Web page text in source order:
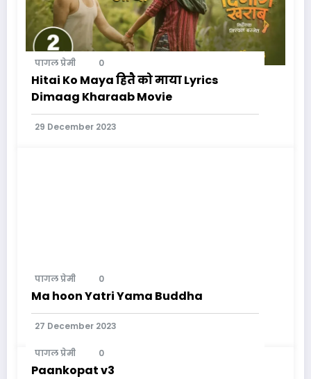
पागल प्रेमी 0
Hitai Ko Maya हितै को माया Lyrics
Dimaag Kharaab Movie
29 December 2023
पागल प्रेमी 0
Ma hoon Yatri Yama Buddha
27 December 2023
पागल प्रेमी 0
Paankopat v3